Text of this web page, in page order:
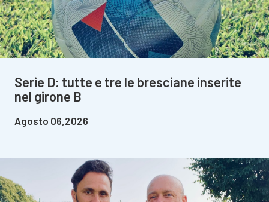
Serie D: tutte e tre le bresciane inserite
nel girone B
Agosto 06,2026